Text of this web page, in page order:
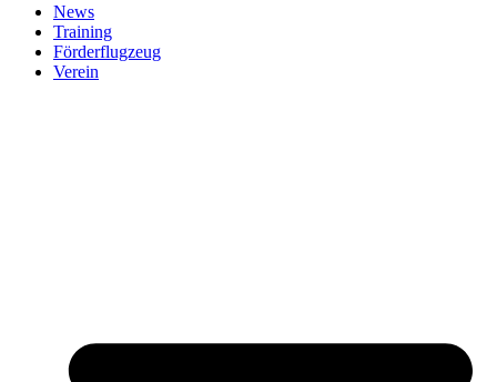
News
Training
Förderflugzeug
Verein